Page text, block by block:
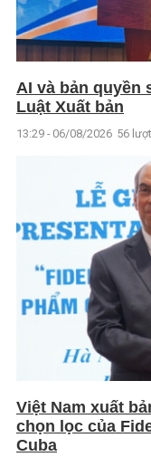
AI và bản quyền
Luật Xuất bản
13:29 - 06/08/2026 56
Việt Nam xuất
chọn lọc của
Cuba